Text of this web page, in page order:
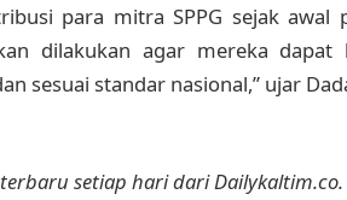
para mitra SPPG sejak
dilakukan agar mereka
sesuai standar nasional,” ujar
setiap hari dari